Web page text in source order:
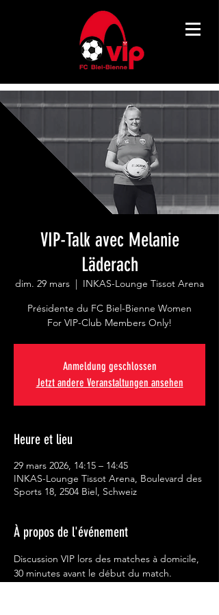
VIP-Talk avec Melanie
Läderach
dim. 29 mars
  |
INKAS-Lounge Tissot Arena
Présidente du FC Biel-Bienne Women
For VIP-Club Members Only!
Anmeldung geschlossen
Jetzt andere Veranstaltungen ansehen
Heure et lieu
29 mars 2026, 14:15 – 14:45
INKAS-Lounge Tissot Arena, Boulevard des
Sports 18, 2504 Biel, Schweiz
À propos de l'événement
Discussion VIP lors des matches à domicile,
30 minutes avant le début du match.